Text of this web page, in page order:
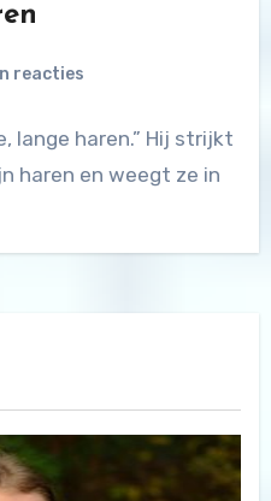
reacties
lange haren.” Hij strijkt
haren en weegt ze in